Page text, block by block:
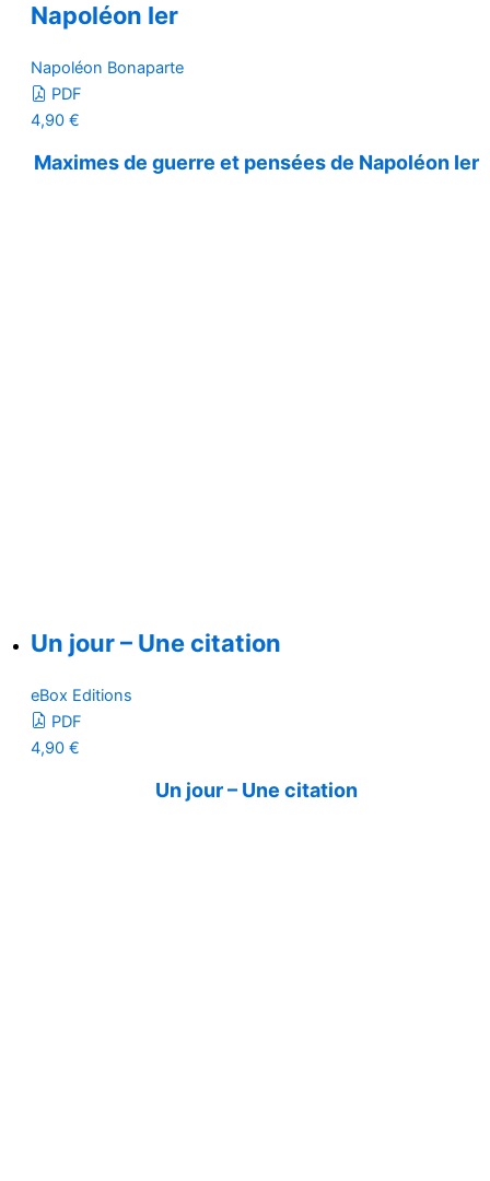
Napoléon Ier
Napoléon Bonaparte
PDF
4,90 €
Maximes de guerre et pensées de Napoléon Ier
Un jour – Une citation
eBox Editions
PDF
4,90 €
Un jour – Une citation